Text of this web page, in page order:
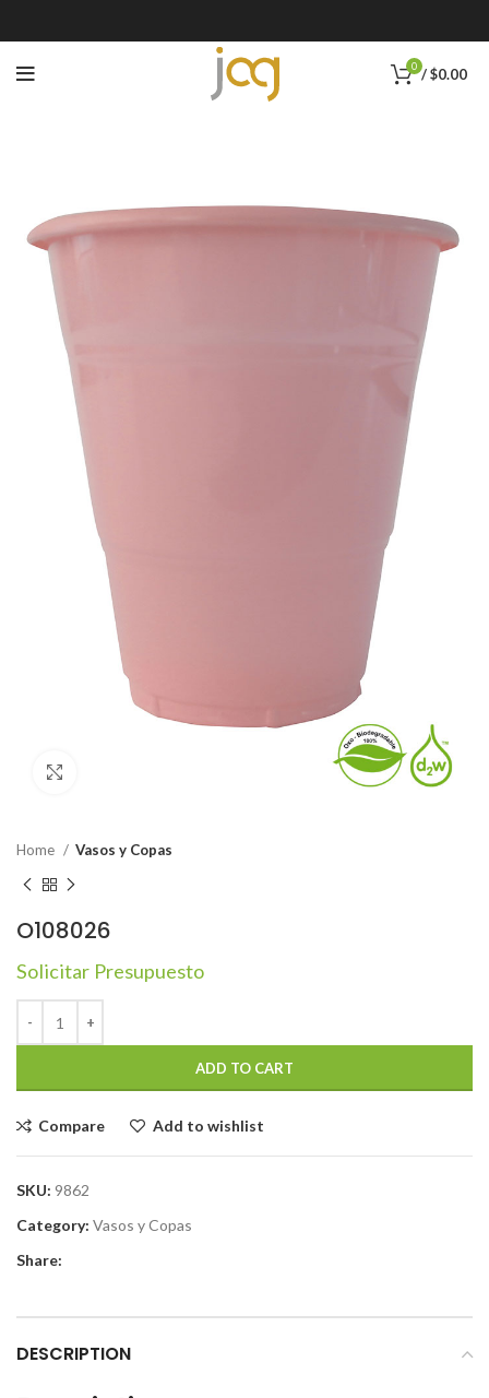
0 /$0.00
Home Vasos y Copas
O108026
Solicitar Presupuesto
ADD TO CART
Compare Add to wishlist
SKU: 9862
Category: Vasos y Copas
Share:
DESCRIPTION